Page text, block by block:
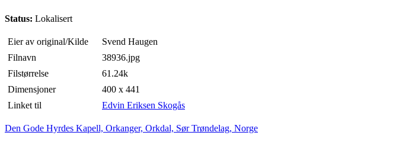
Status: Lokalisert
Eier av original/Kilde
Svend Haugen
Filnavn
38936.jpg
Filstørrelse
61.24k
Dimensjoner
400 x 441
Linket til
Edvin Eriksen Skogås
Den Gode Hyrdes Kapell, Orkanger, Orkdal, Sør Trøndelag, Norge